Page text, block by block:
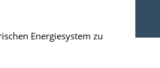
Energiesystem zu